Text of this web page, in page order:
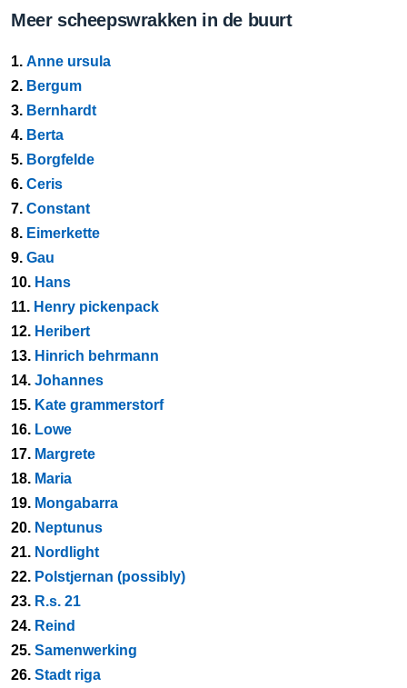
Meer scheepswrakken in de buurt
1. Anne ursula
2. Bergum
3. Bernhardt
4. Berta
5. Borgfelde
6. Ceris
7. Constant
8. Eimerkette
9. Gau
10. Hans
11. Henry pickenpack
12. Heribert
13. Hinrich behrmann
14. Johannes
15. Kate grammerstorf
16. Lowe
17. Margrete
18. Maria
19. Mongabarra
20. Neptunus
21. Nordlight
22. Polstjernan (possibly)
23. R.s. 21
24. Reind
25. Samenwerking
26. Stadt riga